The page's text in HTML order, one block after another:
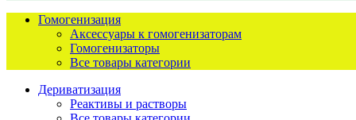
Гомогенизация
Аксессуары к гомогенизаторам
Гомогенизаторы
Все товары категории
Дериватизация
Реактивы и растворы